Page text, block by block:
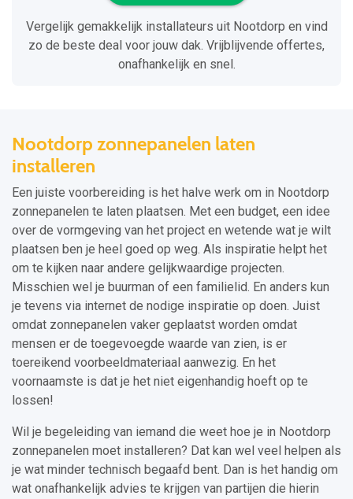
Vergelijk gemakkelijk installateurs uit Nootdorp en vind
zo de beste deal voor jouw dak. Vrijblijvende offertes,
onafhankelijk en snel.
Nootdorp zonnepanelen laten
installeren
Een juiste voorbereiding is het halve werk om in Nootdorp
zonnepanelen te laten plaatsen. Met een budget, een idee
over de vormgeving van het project en wetende wat je wilt
plaatsen ben je heel goed op weg. Als inspiratie helpt het
om te kijken naar andere gelijkwaardige projecten.
Misschien wel je buurman of een familielid. En anders kun
je tevens via internet de nodige inspiratie op doen. Juist
omdat zonnepanelen vaker geplaatst worden omdat
mensen er de toegevoegde waarde van zien, is er
toereikend voorbeeldmateriaal aanwezig. En het
voornaamste is dat je het niet eigenhandig hoeft op te
lossen!
Wil je begeleiding van iemand die weet hoe je in Nootdorp
zonnepanelen moet installeren? Dat kan wel veel helpen als
je wat minder technisch begaafd bent. Dan is het handig om
wat onafhankelijk advies te krijgen van partijen die hierin